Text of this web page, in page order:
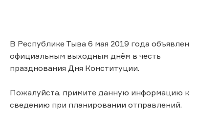
В Республике Тыва 6 мая 2019 года объявлен
официальным выходным днём в честь
празднования Дня Конституции.
Пожалуйста, примите данную информацию к
сведению при планировании отправлений.